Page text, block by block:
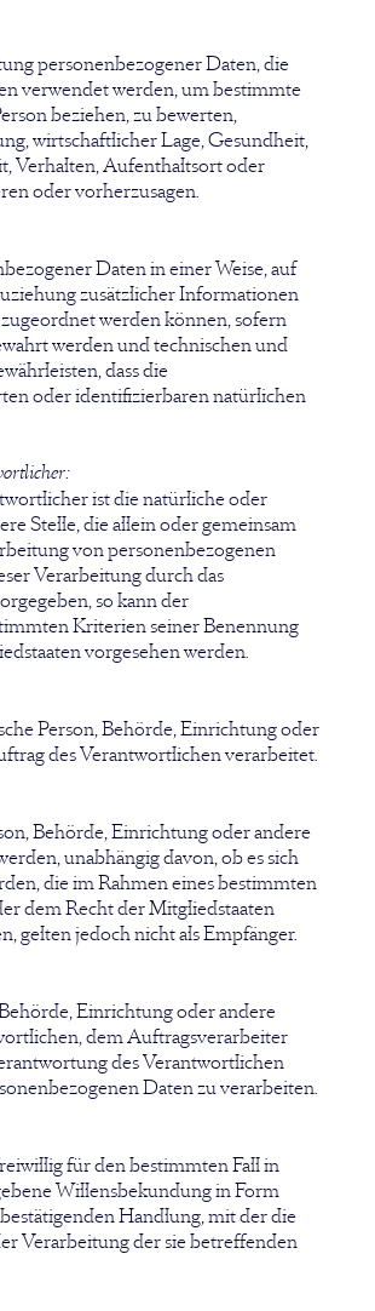
personenbezogener Daten, die
verwendet werden, um bestimmte
beziehen, zu bewerten,
wirtschaftlicher Lage, Gesundheit,
Verhalten, Aufenthaltsort oder
oder vorherzusagen.
Daten in einer Weise, auf
zusätzlicher Informationen
werden können, sofern
werden und technischen und
dass die
oder identifizierbaren natürlichen
ist die natürliche oder
Stelle, die allein oder gemeinsam
von personenbezogenen
Verarbeitung durch das
so kann der
Kriterien seiner Benennung
vorgesehen werden.
Person, Behörde, Einrichtung oder
des Verantwortlichen verarbeitet.
Behörde, Einrichtung oder andere
unabhängig davon, ob es sich
die im Rahmen eines bestimmten
dem Recht der Mitgliedstaaten
gelten jedoch nicht als Empfänger.
Einrichtung oder andere
dem Auftragsverarbeiter
des Verantwortlichen
Daten zu verarbeiten.
für den bestimmten Fall in
Willensbekundung in Form
Handlung, mit der die
Verarbeitung der sie betreffenden